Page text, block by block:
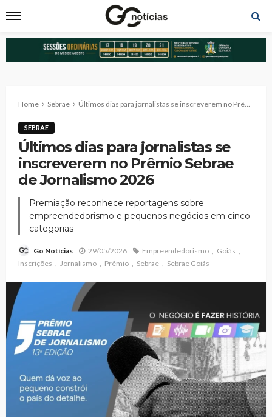
Home Sebrae Últimos dias para jornalistas se inscreverem no Prêmio Sebrae de Jornalismo 2026
SEBRAE
Últimos dias para jornalistas se
inscreverem no Prêmio Sebrae
de Jornalismo 2026
Premiação reconhece reportagens sobre
empreendedorismo e pequenos negócios em cinco
categorias
Go Notícias 29/05/2026 Empreendedorismo
Goiás
Inscrições
Jornalismo Prêmio Sebrae Sebrae Goiás